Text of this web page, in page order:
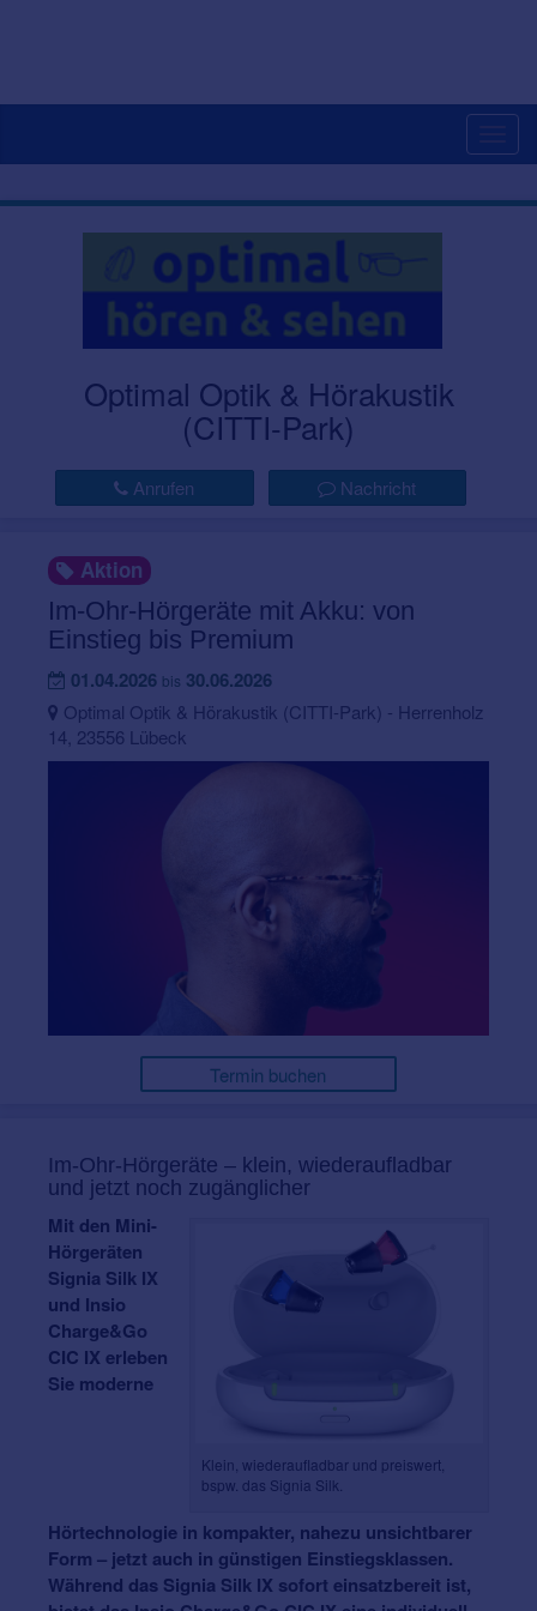
Optimal Optik & Hörakustik
(CITTI-Park)
Anrufen Nachricht
Aktion
Im-Ohr-Hörgeräte mit Akku: von
Einstieg bis Premium
01.04.2026 bis 30.06.2026
Optimal Optik & Hörakustik (CITTI-Park) - Herrenholz
14, 23556 Lübeck
Termin buchen
Im-Ohr-Hörgeräte – klein, wiederaufladbar
und jetzt noch zugänglicher
Klein, wiederaufladbar und preiswert,
bspw. das Signia Silk.
Mit den Mini-
Hörgeräten
Signia Silk IX
und Insio
Charge&Go
CIC IX erleben
Sie moderne
Hörtechnologie in kompakter, nahezu unsichtbarer
Form – jetzt auch in günstigen Einstiegsklassen.
Während das Signia Silk IX sofort einsatzbereit ist,